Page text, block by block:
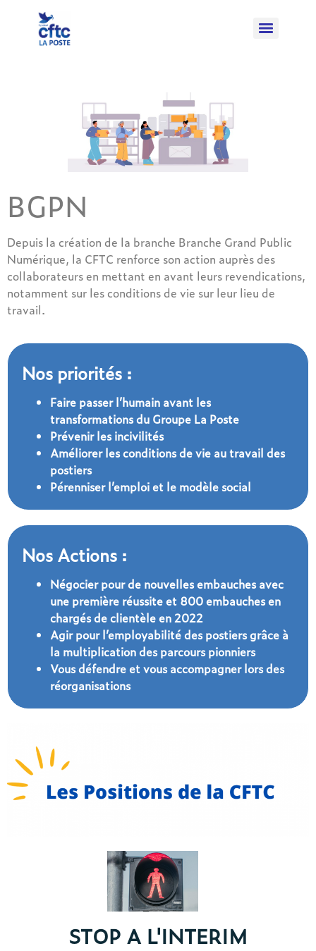
BGPN
Depuis la création de la branche Branche Grand Public
Numérique, la CFTC renforce son action auprès des
collaborateurs en mettant en avant leurs revendications,
notamment sur les conditions de vie sur leur lieu de
travail.
Nos priorités :
Faire passer l’humain avant les
transformations du Groupe La Poste
Prévenir les incivilités
Améliorer les conditions de vie au travail des
postiers
Pérenniser l’emploi et le modèle social
Nos Actions :
Négocier pour de nouvelles embauches avec
une première réussite et 800 embauches en
chargés de clientèle en 2022
Agir pour l’employabilité des postiers grâce à
la multiplication des parcours pionniers
Vous défendre et vous accompagner lors des
réorganisations
STOP A L'INTERIM